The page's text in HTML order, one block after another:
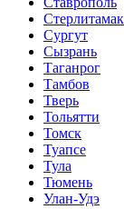
Стерлитамак
Сургут
Сызрань
Таганрог
Тамбов
Тверь
Тольятти
Томск
Туапсе
Тула
Тюмень
Улан-Удэ